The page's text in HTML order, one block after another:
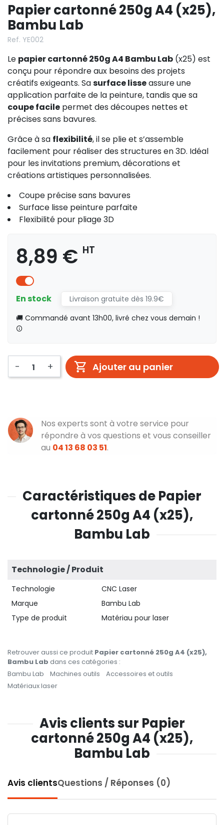
Papier cartonné 250g A4 (x25),
Bambu Lab
Ref. YE002
Le papier cartonné 250g A4 Bambu Lab (x25) est
conçu pour répondre aux besoins des projets
créatifs exigeants. Sasurface lisseassure une
application parfaite de la peinture, tandis que sa
coupe facile permet des découpes nettes et
précises sans bavures.
Grâce à sa flexibilité, il se plie et s’assemble
facilement pour réaliser des structures en 3D. Idéal
pour les invitations premium, décorations et
créations artistiques personnalisées.
Coupe précise sans bavures
Surface lisse peinture parfaite
Flexibilité pour pliage 3D
8,89 € HT
En stock
Livraison gratuite dès 19.9€
🚚 Commandé avant 13h00, livré chez vous demain !
- + Ajouter au panier
Nos experts sont à votre service pour
répondre à vos questions et vous conseiller
au 04 13 68 03 51.
Caractéristiques de Papier
cartonné 250g A4 (x25),
Bambu Lab
Technologie / Produit
Technologie
CNC Laser
Marque
Bambu Lab
Type de produit
Matériau pour laser
Retrouver aussi ce produit Papier cartonné 250g A4 (x25),
Bambu Lab dans ces catégories :
Bambu Lab
Machines outils
Accessoires et outils
Matériaux laser
Avis clients sur Papier
cartonné 250g A4 (x25),
Bambu Lab
Avis clientsQuestions / Réponses (0)